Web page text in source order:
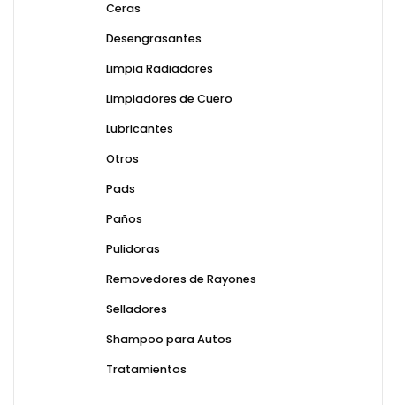
Ceras
Desengrasantes
Limpia Radiadores
Limpiadores de Cuero
Lubricantes
Otros
Pads
Paños
Pulidoras
Removedores de Rayones
Selladores
Shampoo para Autos
Tratamientos